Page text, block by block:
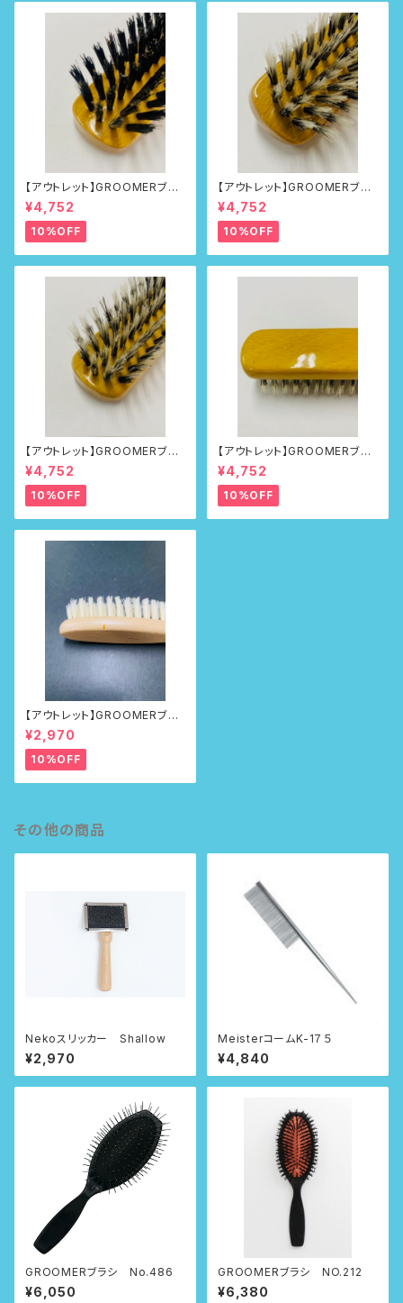
【アウトレット】GROOMERブラ
シNo.215
¥4,752
10%OFF
【アウトレット】GROOMERブラ
シNo.218
¥4,752
10%OFF
【アウトレット】GROOMERブラ
シNo.218
¥4,752
10%OFF
【アウトレット】GROOMERブラ
シNo.218
¥4,752
10%OFF
【アウトレット】GROOMERブラ
シ No.100First
¥2,970
10%OFF
その他の商品
Nekoスリッカー Shallow
¥2,970
MeisterコームK-1７５
¥4,840
GROOMERブラシ No.486
¥6,050
GROOMERブラシ NO.212
¥6,380